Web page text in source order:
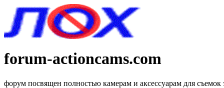
forum-actioncams.com
форум посвящен полностью камерам и аксессуарам для съемок